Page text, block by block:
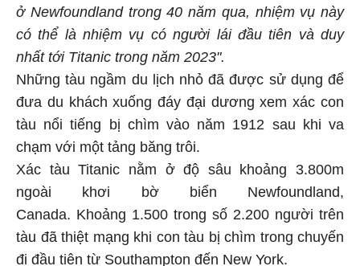
ở Newfoundland trong 40 năm qua, nhiệm vụ này
có thể là nhiệm vụ có người lái đầu tiên và duy
nhất tới Titanic trong năm 2023".
Những tàu ngầm du lịch nhỏ đã được sử dụng để
đưa du khách xuống đáy đại dương xem xác con
tàu nổi tiếng bị chìm vào năm 1912 sau khi va
chạm với một tảng băng trôi.
Xác tàu Titanic nằm ở độ sâu khoảng 3.800m
ngoài khơi bờ biển Newfoundland,
Canada. Khoảng 1.500 trong số 2.200 người trên
tàu đã thiệt mạng khi con tàu bị chìm trong chuyến
đi đầu tiên từ Southampton đến New York.